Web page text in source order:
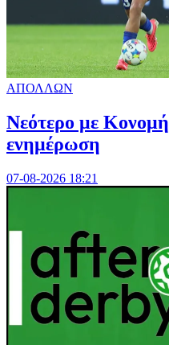
ΑΠΟΛΛΩΝ
Νεότερο με
ενημέρωση
07-08-2026 18:21